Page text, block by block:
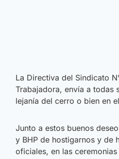
La Directiva del Sindicato
Trabajadora, envía a todas
lejanía del cerro o bien en
Junto a estos buenos
y BHP de hostigarnos y de
oficiales, en las